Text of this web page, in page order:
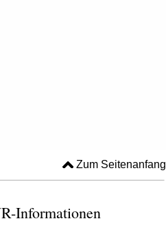
Zum Seitenanfang
Informationen